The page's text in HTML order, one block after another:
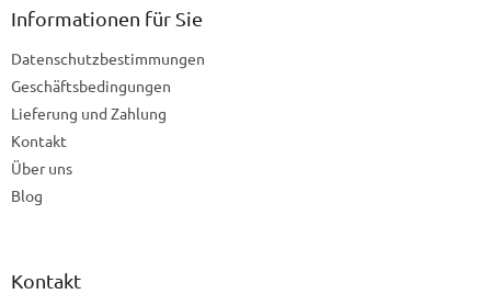
Informationen für Sie
Datenschutzbestimmungen
Geschäftsbedingungen
Lieferung und Zahlung
Kontakt
Über uns
Blog
Kontakt